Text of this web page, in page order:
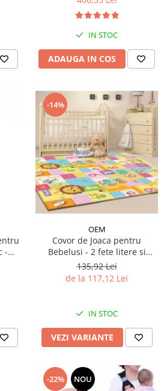
IN STOC
ADAUGA IN COS
-
-14%
OEM
Covor de Joaca pentru
Bebelusi - 2 fete litere si
cifre/maimutici
135,92 Lei
de la 117,12 Lei
IN STOC
VEZI VARIANTE
-22% NOU